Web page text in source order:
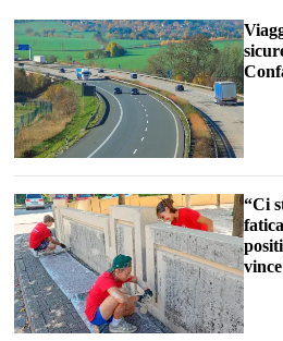
“Ci